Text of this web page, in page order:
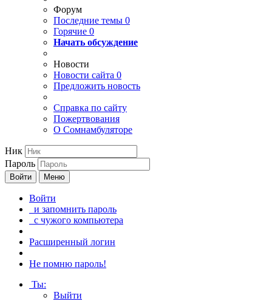
Форум
Последние темы 0
Горячие 0
Начать обсуждение
Новости
Новости сайта 0
Предложить новость
Справка по сайту
Пожертвования
О Сомнамбуляторе
Ник
Пароль
Войти Меню
Войти
и запомнить пароль
с чужого компьютера
Расширенный логин
Не помню пароль!
Ты:
Выйти